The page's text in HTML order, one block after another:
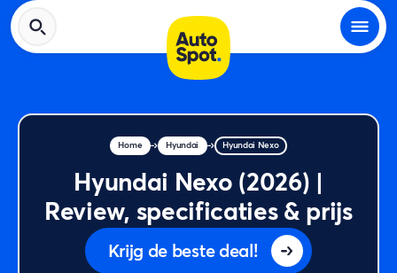
Home Hyundai Hyundai Nexo
Hyundai Nexo (2026) |
Review, specificaties & prijs
Krijg de beste deal!